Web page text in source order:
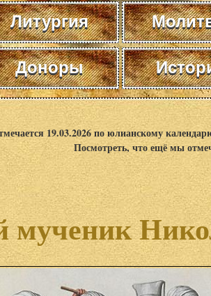
Литургия
Доноры
19.03.2026 по юлианскому
Посмотреть, что ещё мы
мученик